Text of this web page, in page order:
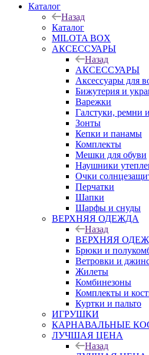
Каталог
Назад
Каталог
MILOTA BOX
АКСЕССУАРЫ
Назад
АКСЕССУАРЫ
Аксессуары для
Бижутерия и
Варежки
Галстуки, ремни
Зонты
Кепки и панамы
Комплекты
Мешки для обуви
Наушники
Очки
Перчатки
Шапки
Шарфы и снуды
ВЕРХНЯЯ ОДЕЖДА
Назад
ВЕРХНЯЯ
Брюки и
Ветровки и
Жилеты
Комбинезоны
Комплекты и
Куртки и пальто
ИГРУШКИ
КАРНАВАЛЬНЫЕ
ЛУЧШАЯ ЦЕНА
Назад